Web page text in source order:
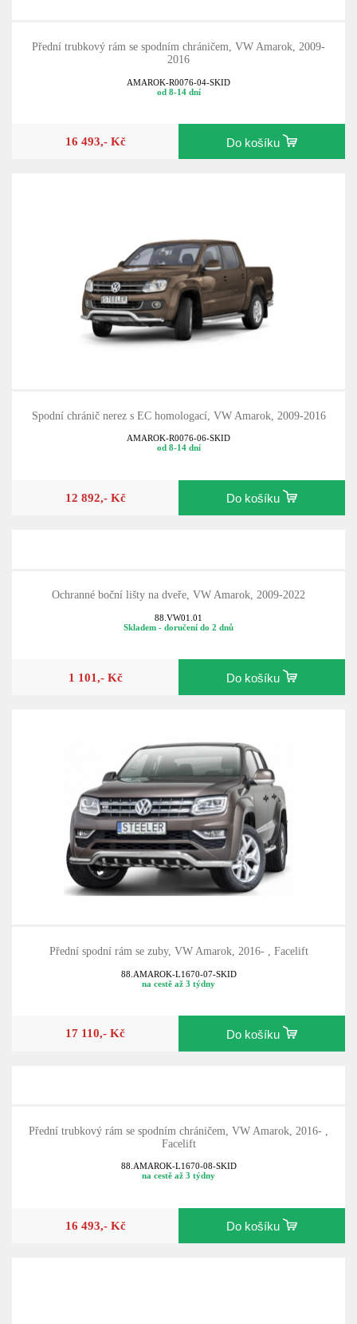
Přední trubkový rám se spodním chráničem, VW Amarok, 2009-
2016
AMAROK-R0076-04-SKID
od 8-14 dní
16 493,- Kč Do košíku
Spodní chránič nerez s EC homologací, VW Amarok, 2009-2016
AMAROK-R0076-06-SKID
od 8-14 dní
12 892,- Kč Do košíku
Ochranné boční lišty na dveře, VW Amarok, 2009-2022
88.VW01.01
Skladem - doručení do 2 dnů
1 101,- Kč Do košíku
Přední spodní rám se zuby, VW Amarok, 2016- , Facelift
88.AMAROK-L1670-07-SKID
na cestě až 3 týdny
17 110,- Kč Do košíku
Přední trubkový rám se spodním chráničem, VW Amarok, 2016- ,
Facelift
88.AMAROK-L1670-08-SKID
na cestě až 3 týdny
16 493,- Kč Do košíku